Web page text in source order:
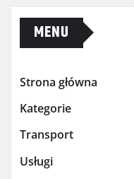
MENU
Strona główna
Kategorie
Transport
Usługi